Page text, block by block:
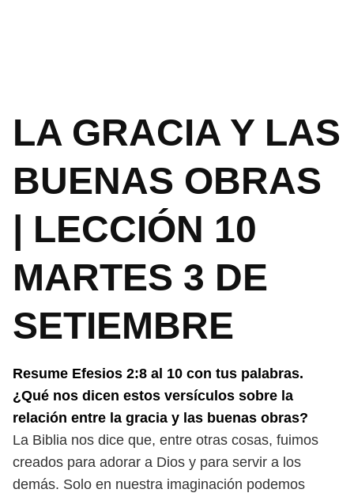
LA GRACIA Y LAS
BUENAS OBRAS
| LECCIÓN 10
MARTES 3 DE
SETIEMBRE
Resume Efesios 2:8 al 10 con tus palabras.
¿Qué nos dicen estos versículos sobre la
relación entre la gracia y las buenas obras?
La Biblia nos dice que, entre otras cosas, fuimos
creados para adorar a Dios y para servir a los
demás. Solo en nuestra imaginación podemos